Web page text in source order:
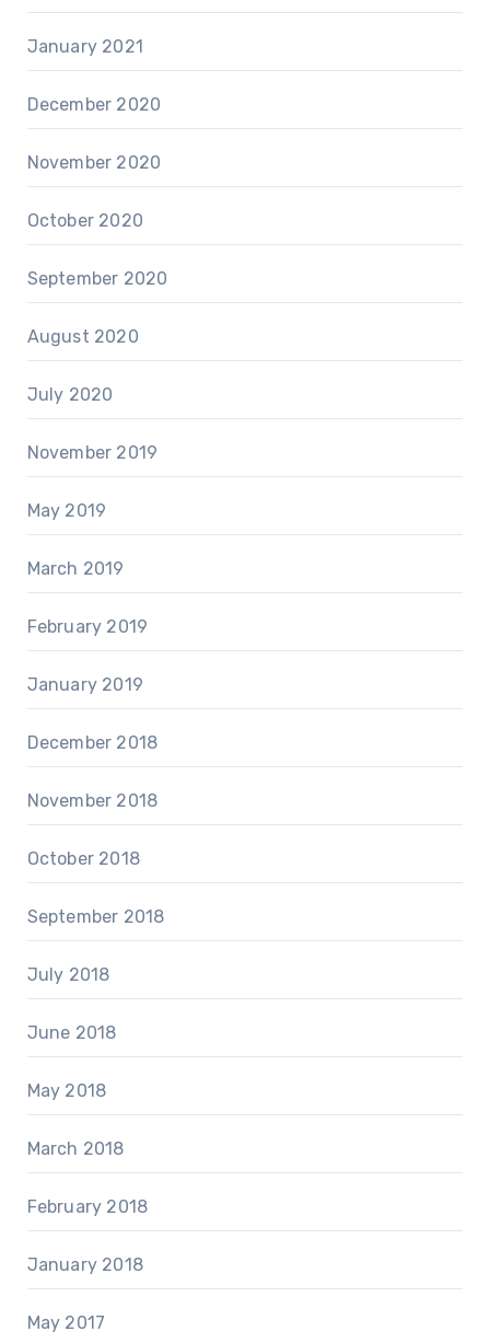
January 2021
December 2020
November 2020
October 2020
September 2020
August 2020
July 2020
November 2019
May 2019
March 2019
February 2019
January 2019
December 2018
November 2018
October 2018
September 2018
July 2018
June 2018
May 2018
March 2018
February 2018
January 2018
May 2017